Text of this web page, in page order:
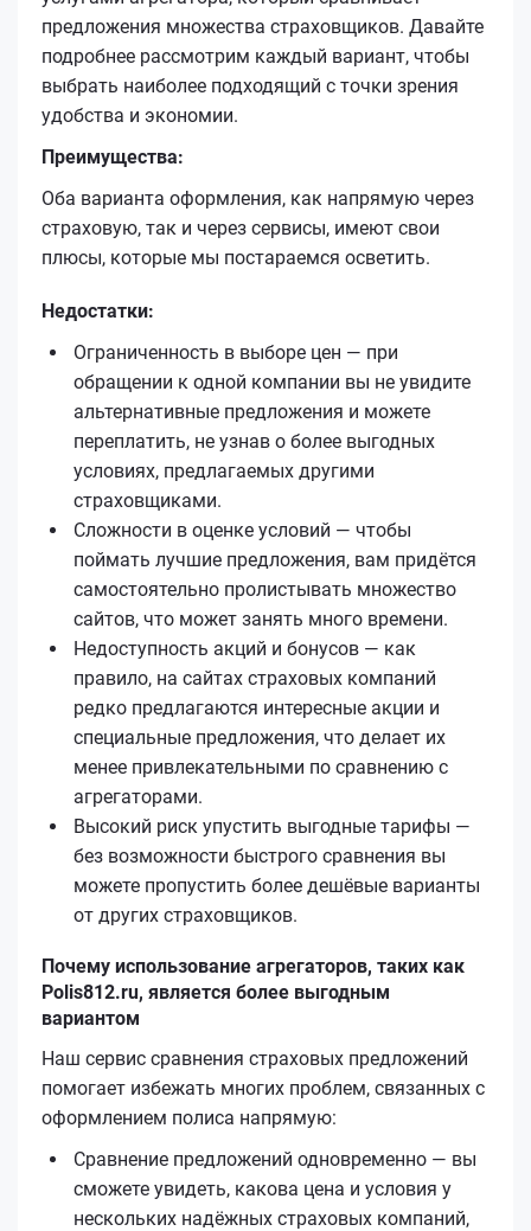
предложения множества страховщиков. Давайте
подробнее рассмотрим каждый вариант, чтобы
выбрать наиболее подходящий с точки зрения
удобства и экономии.
Преимущества:
Оба варианта оформления, как напрямую через
страховую, так и через сервисы, имеют свои
плюсы, которые мы постараемся осветить.
Недостатки:
Ограниченность в выборе цен — при
обращении к одной компании вы не увидите
альтернативные предложения и можете
переплатить, не узнав о более выгодных
условиях, предлагаемых другими
страховщиками.
Сложности в оценке условий — чтобы
поймать лучшие предложения, вам придётся
самостоятельно пролистывать множество
сайтов, что может занять много времени.
Недоступность акций и бонусов — как
правило, на сайтах страховых компаний
редко предлагаются интересные акции и
специальные предложения, что делает их
менее привлекательными по сравнению с
агрегаторами.
Высокий риск упустить выгодные тарифы —
без возможности быстрого сравнения вы
можете пропустить более дешёвые варианты
от других страховщиков.
Почему использование агрегаторов, таких как
Polis812.ru, является более выгодным
вариантом
Наш сервис сравнения страховых предложений
помогает избежать многих проблем, связанных с
оформлением полиса напрямую:
Сравнение предложений одновременно — вы
сможете увидеть, какова цена и условия у
нескольких надёжных страховых компаний,